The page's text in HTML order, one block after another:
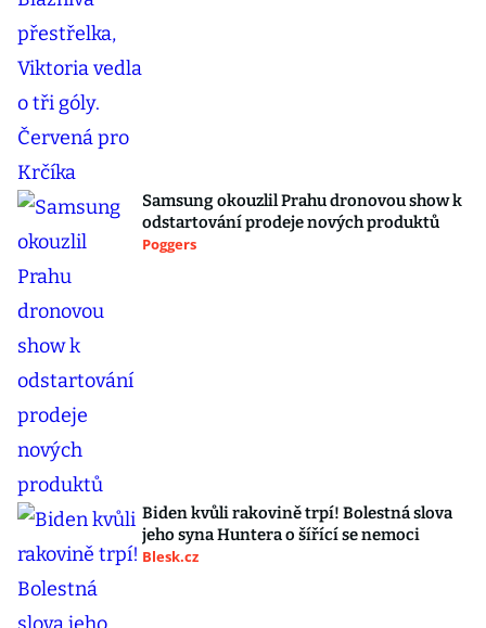
Samsung okouzlil Prahu dronovou show k
odstartování prodeje nových produktů
Poggers
Biden kvůli rakovině trpí! Bolestná slova
jeho syna Huntera o šířící se nemoci
Blesk.cz